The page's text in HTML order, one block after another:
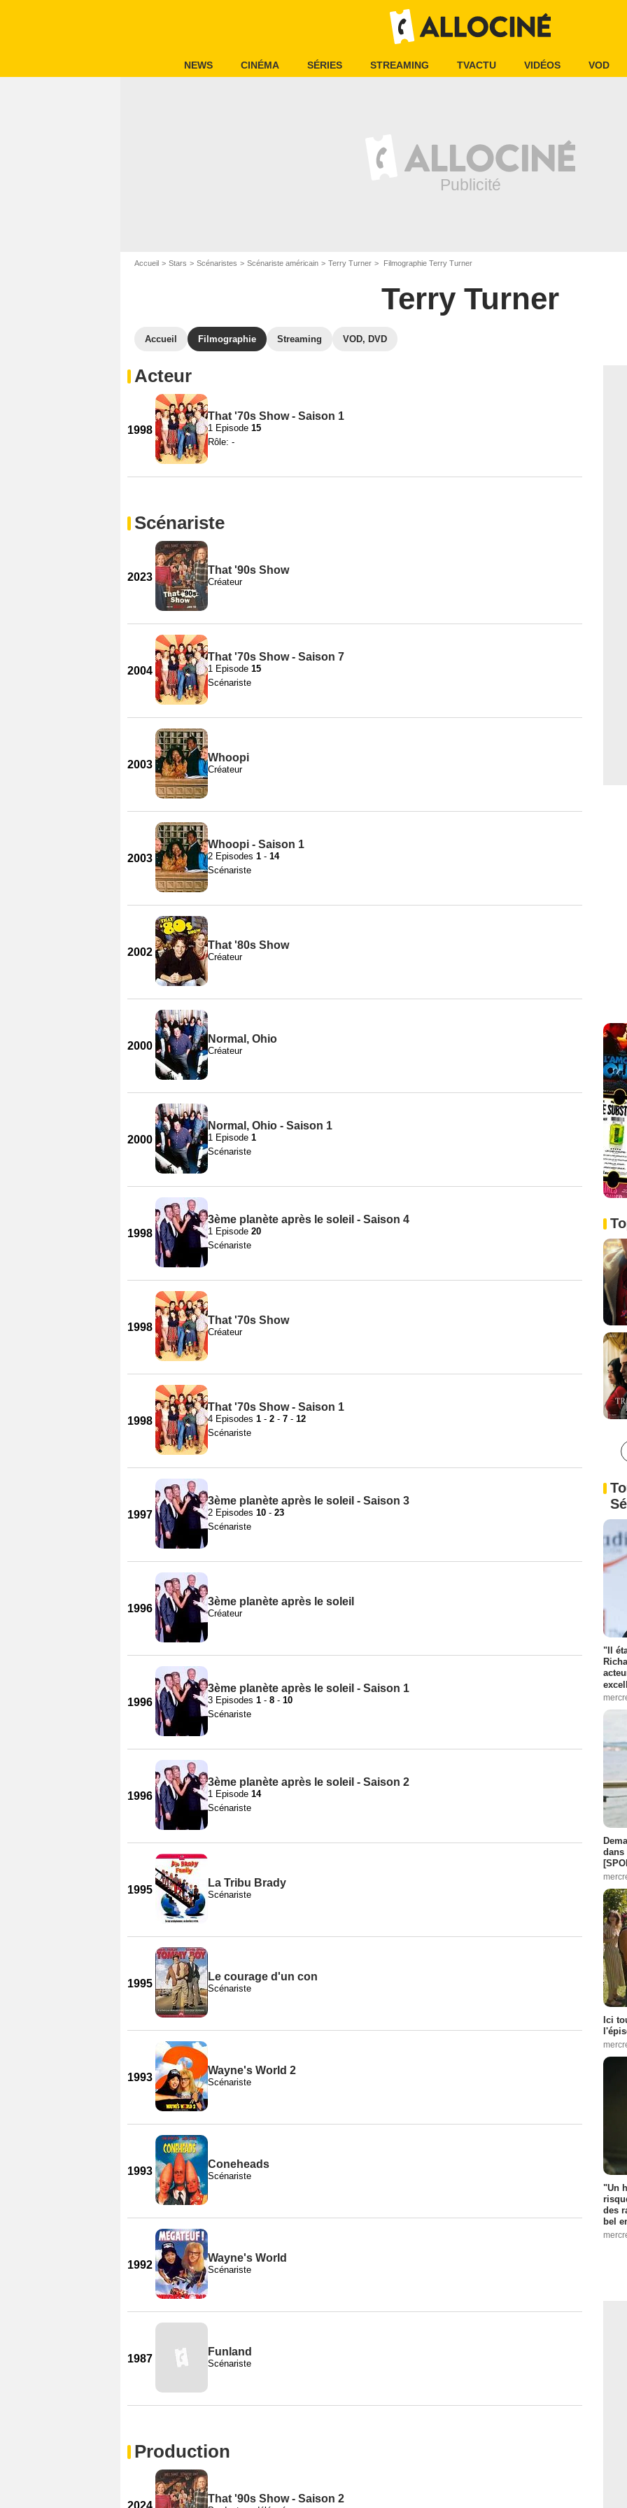
NEWS CINÉMA SÉRIES STREAMING TVACTU VIDÉOS VOD
Accueil Stars Scénaristes Scénariste américain Terry Turner Filmographie Terry Turner
Terry Turner
Accueil Filmographie Streaming VOD, DVD
Acteur
1998
That '70s Show - Saison 1
1 Episode 15
Rôle: -
Scénariste
2023
That '90s Show
Créateur
2004
That '70s Show - Saison 7
1 Episode 15
Scénariste
2003
Whoopi
Créateur
2003
Whoopi - Saison 1
2 Episodes 1 - 14
Scénariste
2002
That '80s Show
Créateur
2000
Normal, Ohio
Créateur
2000
Normal, Ohio - Saison 1
1 Episode 1
Scénariste
1998
3ème planète après le soleil - Saison 4
1 Episode 20
Scénariste
1998
That '70s Show
Créateur
1998
That '70s Show - Saison 1
4 Episodes 1 - 2 - 7 - 12
Scénariste
1997
3ème planète après le soleil - Saison 3
2 Episodes 10 - 23
Scénariste
1996
3ème planète après le soleil
Créateur
1996
3ème planète après le soleil - Saison 1
3 Episodes 1 - 8 - 10
Scénariste
1996
3ème planète après le soleil - Saison 2
1 Episode 14
Scénariste
1995
La Tribu Brady
Scénariste
1995
Le courage d'un con
Scénariste
1993
Wayne's World 2
Scénariste
1993
Coneheads
Scénariste
1992
Wayne's World
Scénariste
1987
Funland
Scénariste
Production
2024
That '90s Show - Saison 2
"Il
dans
Ici
"Un
des
bel